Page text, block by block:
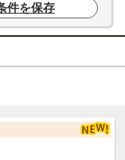
件を保存